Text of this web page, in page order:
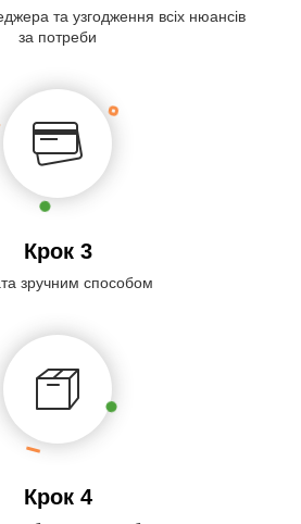
та узгодження всіх нюансів
за потреби
Крок 3
зручним способом
Крок 4